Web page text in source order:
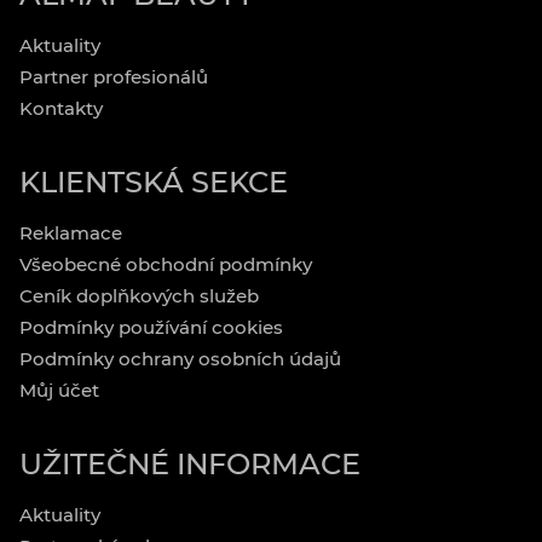
Aktuality
Partner profesionálů
Kontakty
KLIENTSKÁ SEKCE
Reklamace
Všeobecné obchodní podmínky
Ceník doplňkových služeb
Podmínky používání cookies
Podmínky ochrany osobních údajů
Můj účet
UŽITEČNÉ INFORMACE
Aktuality